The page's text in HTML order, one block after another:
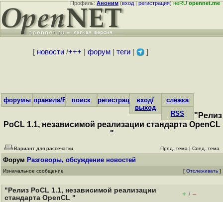
Профиль:Аноним(вход|регистрация)неRUopennet.me
[ новости/+++ форум| теги| ]
форумы правила/FAQпоиск регистрациявход/
выход
слежка
RSS
"Релиз
PoCL 1.1, независимой реализации стандарта OpenCL
"
Вариант для распечатки Пред. тема | След. тема
Форум Разговоры, обсуждение новостей
Изначальное сообщение [ Отслеживать ]
"Релиз PoCL 1.1, независимой реализации
стандарта OpenCL "
+ / –